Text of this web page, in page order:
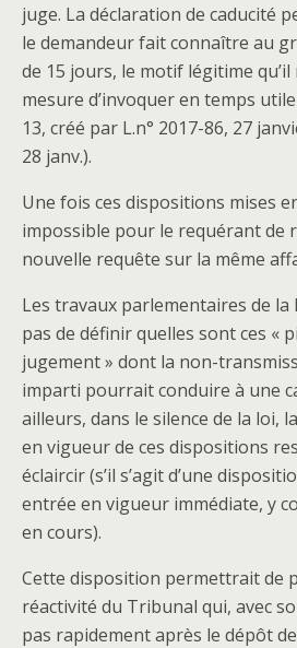
juge. La déclaration de caducité
le demandeur fait connaître au
de 15 jours, le motif légitime qu’il
mesure d’invoquer en temps
13, créé par L.n° 2017-86, 27
28 janv.).
Une fois ces dispositions mises
impossible pour le requérant de
nouvelle requête sur la même
Les travaux parlementaires de
pas de définir quelles sont ces «
jugement » dont la non-
imparti pourrait conduire à une
ailleurs, dans le silence de la loi,
en vigueur de ces dispositions
éclaircir (s’il s’agit d’une
entrée en vigueur immédiate, y
en cours).
Cette disposition permettrait de
réactivité du Tribunal qui, avec
pas rapidement après le dépôt